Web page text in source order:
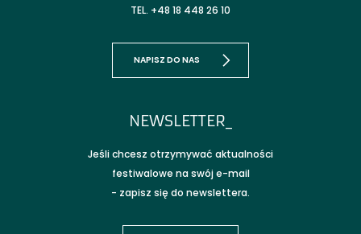
TEL. +48 18 448 26 10
NAPISZ DO NAS
NEWSLETTER_
Jeśli chcesz otrzymywać aktualności
festiwalowe na swój e-mail
- zapisz się do newslettera.